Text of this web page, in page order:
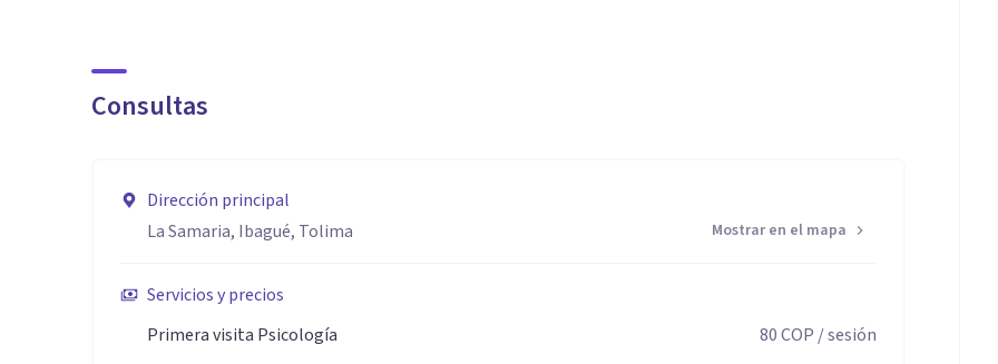
Consultas
Dirección principal
La Samaria, Ibagué, Tolima
Mostrar en el mapa
Servicios y precios
Primera visita Psicología
80COP / sesión